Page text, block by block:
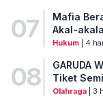
07
Mafia
Akal-
Hukum| 4
08
GARUDA
Tiket
Olahraga| 3